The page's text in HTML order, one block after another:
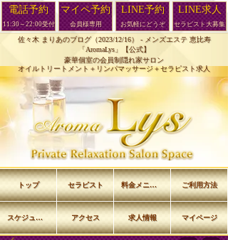
佐々木 まりあのブログ（2023/12/16） - メンズエステ 恵比寿
「AromaLys」【公式】
豪華個室の会員制隠れ家サロン
オイルトリートメント＋リンパマッサージ＋セラピスト求人
トップ セラピスト 料金メニュー ご利用方法
スケジュール アクセス 求人情報 マイページ
電話予約
11:30～22:00受付
マイペ予約
会員様専用
LINE予約
お気軽にどうぞ
LINE求人
セラピスト大募集